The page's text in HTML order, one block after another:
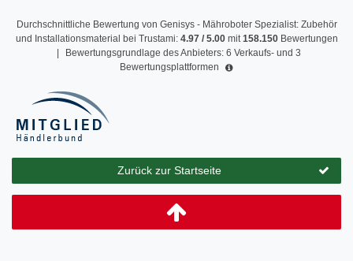
Durchschnittliche Bewertung von Genisys - Mähroboter Spezialist: Zubehör
und Installationsmaterial bei Trustami: 4.97/ 5.00mit158.150 Bewertungen
Bewertungsgrundlage des Anbieters: 6 Verkaufs- und 3
Bewertungsplattformen
Zurück zur Startseite